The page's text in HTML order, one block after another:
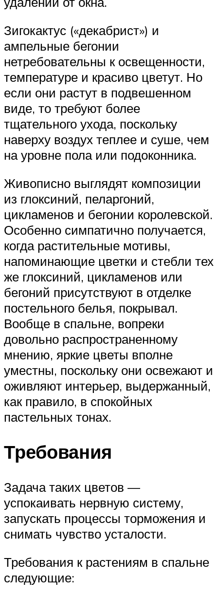
Зигокактус («декабрист») и
ампельные бегонии
нетребовательны к освещенности,
температуре и красиво цветут. Но
если они растут в подвешенном
виде, то требуют более
тщательного ухода, поскольку
наверху воздух теплее и суше, чем
на уровне пола или подоконника.
Живописно выглядят композиции
из глоксиний, пеларгоний,
цикламенов и бегонии королевской.
Особенно симпатично получается,
когда растительные мотивы,
напоминающие цветки и стебли тех
же глоксиний, цикламенов или
бегоний присутствуют в отделке
постельного белья, покрывал.
Вообще в спальне, вопреки
довольно распространенному
мнению, яркие цветы вполне
уместны, поскольку они освежают и
оживляют интерьер, выдержанный,
как правило, в спокойных
пастельных тонах.
Требования
Задача таких цветов —
успокаивать нервную систему,
запускать процессы торможения и
снимать чувство усталости.
Требования к растениям в спальне
следующие: